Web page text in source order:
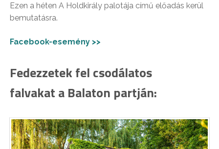
Ezen a héten A Holdkirály palotája című előadás kerül
bemutatásra.
Facebook-esemény >>
Fedezzetek fel csodálatos
falvakat a Balaton partján: